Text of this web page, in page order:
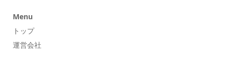
Menu
トップ
運営会社